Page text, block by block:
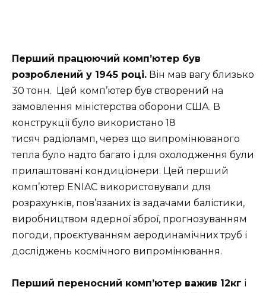
Перший працюючий комп’ютер був
розроблений у 1945 році. Він мав вагу близько
30 тонн. Цей комп’ютер був створений на
замовлення міністерства оборони США. В
конструкції було використано 18
тисяч радіоламп, через що випромінюваного
тепла було надто багато і для охолодження були
прилаштовані кондиціонери. Цей перший
комп’ютер ENIAC використовували для
розрахунків, пов’язаних із задачами балістики,
виробництвом ядерної зброї, прогнозуванням
погоди, проєктуванням аеродинамічних труб і
досліджень космічного випромінювання.
Перший переносний комп’ютер важив 12кг і